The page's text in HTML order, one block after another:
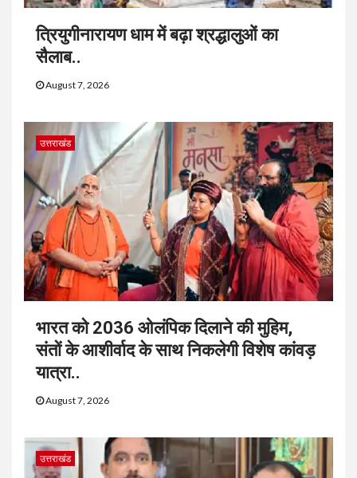
त्रियुगीनारायण धाम में बढ़ा श्रद्धालुओं का
सैलाब..
August 7, 2026
उत्तराखंड
भारत को 2036 ओलंपिक दिलाने की मुहिम,
संतों के आशीर्वाद के साथ निकलेगी विशेष कांवड़
यात्रा..
August 7, 2026
उत्तराखंड